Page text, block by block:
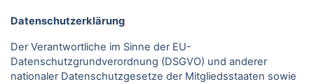
Datenschutzerklärung
Der Verantwortliche im Sinne der EU-
Datenschutzgrundverordnung (DSGVO) und anderer
nationaler Datenschutzgesetze der Mitgliedsstaaten sowie